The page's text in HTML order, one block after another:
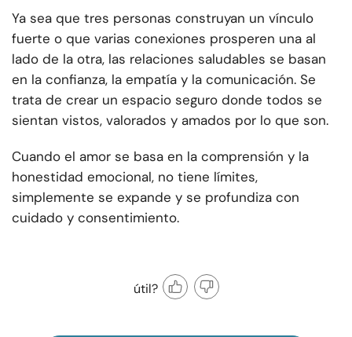
Ya sea que tres personas construyan un vínculo
fuerte o que varias conexiones prosperen una al
lado de la otra, las relaciones saludables se basan
en la confianza, la empatía y la comunicación. Se
trata de crear un espacio seguro donde todos se
sientan vistos, valorados y amados por lo que son.
Cuando el amor se basa en la comprensión y la
honestidad emocional, no tiene límites,
simplemente se expande y se profundiza con
cuidado y consentimiento.
útil?